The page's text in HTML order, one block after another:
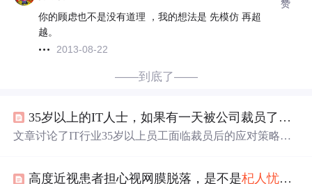
你的顾虑也不是没有道理 ，我的想法是 先模仿 再超
越。
2013-08-22
赞
——到底了——
35岁以上的IT人士，如果有一天被公司裁员了，该怎么办？
文章讨论了IT行业35岁以上员工面临裁员后的应对策略，
的价值。作者强调了持续学习的重要性，指出即使面临挑
高度近视患者担心视网膜脱落，是不是杞人忧天